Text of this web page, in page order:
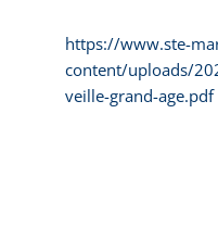
https://www.ste-
content/uploads/
veille-grand-age.pdf